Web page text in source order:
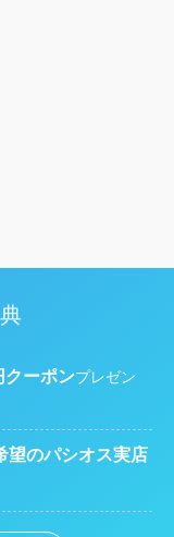
クーポンプレゼン
望のパシオス実店